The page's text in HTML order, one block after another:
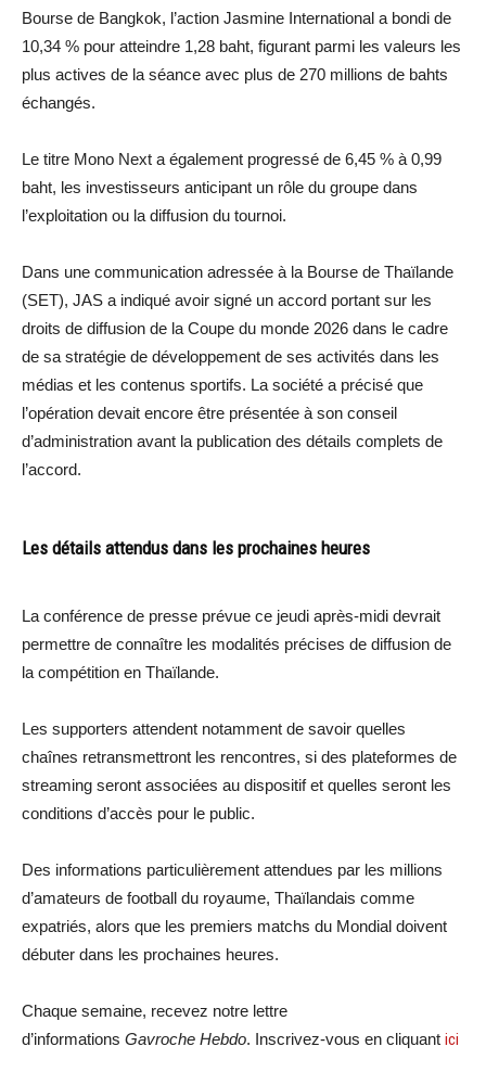
Bourse de Bangkok, l’action Jasmine International a bondi de
10,34 % pour atteindre 1,28 baht, figurant parmi les valeurs les
plus actives de la séance avec plus de 270 millions de bahts
échangés.
Le titre Mono Next a également progressé de 6,45 % à 0,99
baht, les investisseurs anticipant un rôle du groupe dans
l’exploitation ou la diffusion du tournoi.
Dans une communication adressée à la Bourse de Thaïlande
(SET), JAS a indiqué avoir signé un accord portant sur les
droits de diffusion de la Coupe du monde 2026 dans le cadre
de sa stratégie de développement de ses activités dans les
médias et les contenus sportifs. La société a précisé que
l’opération devait encore être présentée à son conseil
d’administration avant la publication des détails complets de
l’accord.
Les détails attendus dans les prochaines heures
La conférence de presse prévue ce jeudi après-midi devrait
permettre de connaître les modalités précises de diffusion de
la compétition en Thaïlande.
Les supporters attendent notamment de savoir quelles
chaînes retransmettront les rencontres, si des plateformes de
streaming seront associées au dispositif et quelles seront les
conditions d’accès pour le public.
Des informations particulièrement attendues par les millions
d’amateurs de football du royaume, Thaïlandais comme
expatriés, alors que les premiers matchs du Mondial doivent
débuter dans les prochaines heures.
Chaque semaine, recevez notre lettre
d’informations Gavroche Hebdo. Inscrivez-vous en cliquant ici